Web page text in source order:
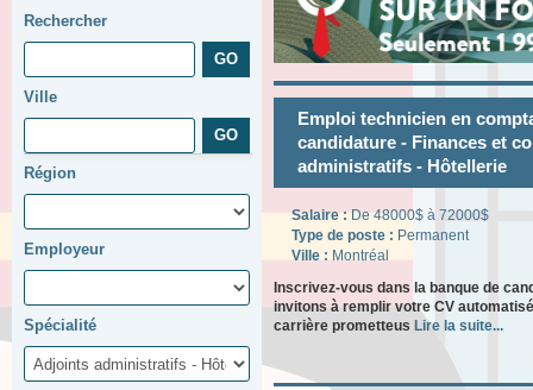
Rechercher
Ville
Région
Employeur
Spécialité
Emploi technicien en
candidature - Finances et
administratifs - Hôtellerie
Salaire : De 48000$ à 72000$
Type de poste : Permanent
Ville : Montréal
Inscrivez-vous dans la banque de
invitons à remplir votre CV
carrière prometteus Lire la suite...